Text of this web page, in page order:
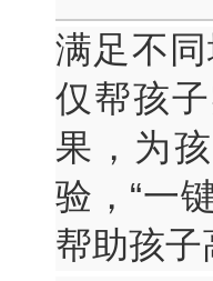
满足不
仅帮孩
果，为
验，“一
帮助孩